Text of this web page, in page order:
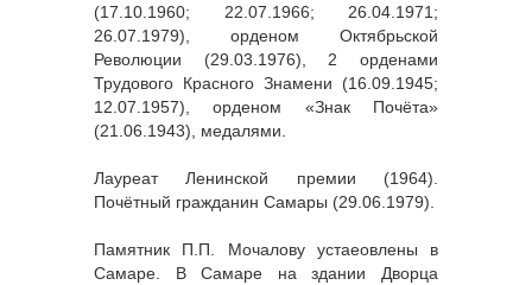
(17.10.1960; 22.07.1966; 26.04.1971;
26.07.1979), орденом Октябрьской
Революции (29.03.1976), 2 орденами
Трудового Красного Знамени (16.09.1945;
12.07.1957), орденом «Знак Почёта»
(21.06.1943), медалями.
Лауреат Ленинской премии (1964).
Почётный гражданин Самары (29.06.1979).
Памятник П.П. Мочалову устаеовлены в
Самаре. В Самаре на здании Дворца